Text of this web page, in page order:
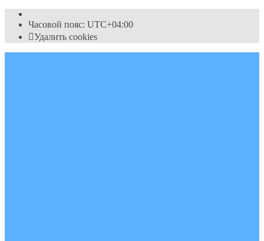
Часовой пояс: UTC+04:00
Удалить cookies